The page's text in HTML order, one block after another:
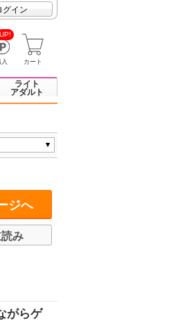
グイン
UP!
入 カート
ライト
アダルト
ジへ
み
がらゲ